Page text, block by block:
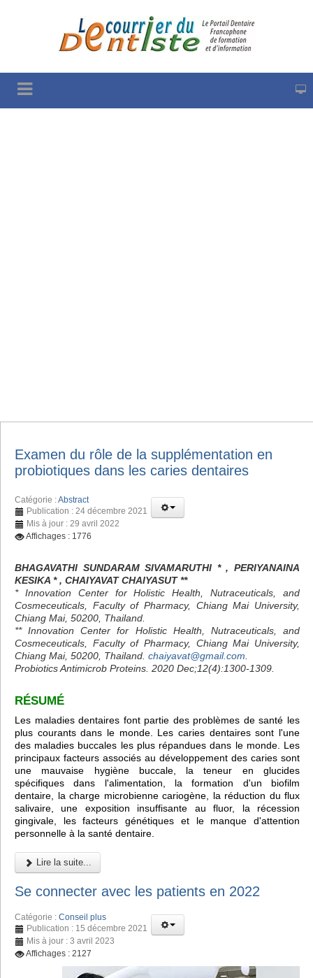
Examen du rôle de la supplémentation en
probiotiques dans les caries dentaires
Catégorie :Abstract
Publication : 24 décembre 2021
Mis à jour : 29 avril 2022
Affichages : 1776
BHAGAVATHI SUNDARAM SIVAMARUTHI * , PERIYANAINA
KESIKA * , CHAIYAVAT CHAIYASUT **
* Innovation Center for Holistic Health, Nutraceuticals, and
Cosmeceuticals, Faculty of Pharmacy, Chiang Mai University,
Chiang Mai, 50200, Thailand.
** Innovation Center for Holistic Health, Nutraceuticals, and
Cosmeceuticals, Faculty of Pharmacy, Chiang Mai University,
Chiang Mai, 50200, Thailand. chaiyavat@gmail.com
Probiotics Antimicrob Proteins. 2020 Dec;12(4):1300-1309.
RÉSUMÉ
Les maladies dentaires font partie des problèmes de santé les
plus courants dans le monde. Les caries dentaires sont l'une
des maladies buccales les plus répandues dans le monde. Les
principaux facteurs associés au développement des caries sont
une mauvaise hygiène buccale, la teneur en glucides
spécifiques dans l'alimentation, la formation d'un biofilm
dentaire, la charge microbienne cariogène, la réduction du flux
salivaire, une exposition insuffisante au fluor, la récession
gingivale, les facteurs génétiques et le manque d'attention
personnelle à la santé dentaire.
Lire la suite...
Se connecter avec les patients en 2022
Catégorie : Conseil plus
Publication : 15 décembre 2021
Mis à jour : 3 avril 2023
Affichages : 2127